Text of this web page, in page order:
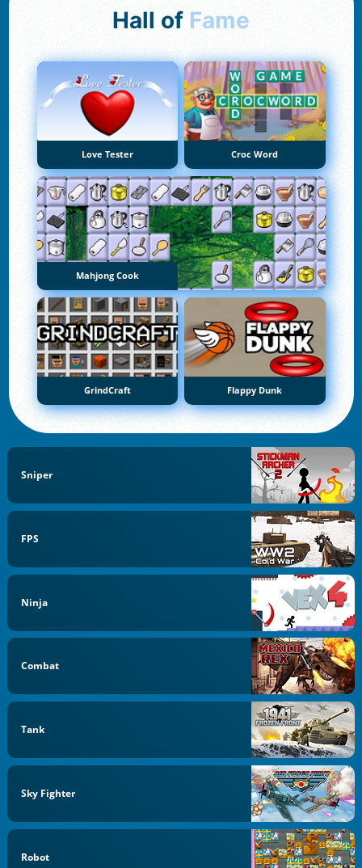
Hall of Fame
Love Tester Croc Word
Mahjong Cook
GrindCraft Flappy Dunk
Sniper
FPS
Ninja
Combat
Tank
Sky Fighter
Robot